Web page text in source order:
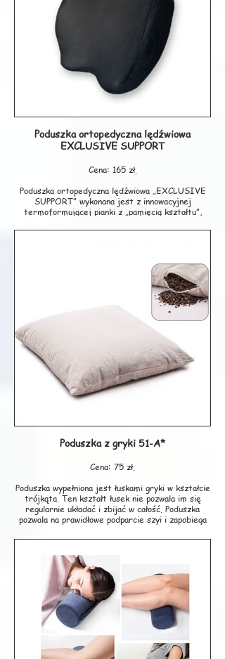
- 3 stopnie regulacji temperatury
- sterownik z sygnalizacją świetlną
- niezależny sterownik z możliwością odłączenia
- system zabezpieczający przed przegrzaniem
- materiał polar
- dozwolone pranie (po odłączeniu przewodu
elektrycznego)
- przewód elektryczny o długości 2,2 metrów
- wymiary: 150 x 80 cm
- moc: 60 W
Producent: TECH-MED
Poduszka ortopedyczna lędźwiowa
EXCLUSIVE SUPPORT
Cena: 165 zł.
Poduszka ortopedyczna lędźwiowa „EXCLUSIVE
SUPPORT” wykonana jest z innowacyjnej
termoformującej pianki z „pamięcią kształtu”,
anatomicznych kształtów ciała. Innowacyjna pianka
- korygowanie nieprawidłowego ułożenia odcinka
lędźwiowego kręgosłupa podczas siedzenia,
- przeciwdziałanie dyskopatiom,
- stany bólowe kręgosłupa odcinka lędźwiowego.
Poduszka powleczona jest w poszewkę welurową
zapinaną na suwak, do której przyszyta jest guma
Pianka posiada certyfikat OEKO-TEX Standard
100.
Wymiary: 53x44x9cm
Kolor: czarny.
Producent: ARmedical.
Poduszka z gryki 51-A*
Cena: 75 zł.
Poduszka wypełniona jest łuskami gryki w kształcie
trójkąta. Ten kształt łusek nie pozwala im się
regularnie układać i zbijać w całość. Poduszka
pozwala na prawidłowe podparcie szyi i zapobiega
Poduszka gryczana ma właściwości
łusek zmienia się w zależności od otoczenia. Stają
się chłodniejsze wraz z chłodem sypialni latem i
cieplejsze wraz z ciepłem pokoju zimą.
Polecana przez lekarzy do łagodzenia bólu szyi,
barku, pleców i bioder, ogólnych napięć mięśni, do
celów rehabilitacji, specjalistycznego masażu, do
ćwiczeń jogi.
Można ją stosować jako poduszkę do siedzenia i
pod plecy.
Pielęgnacja i czyszczenie poduszki gryczanej: